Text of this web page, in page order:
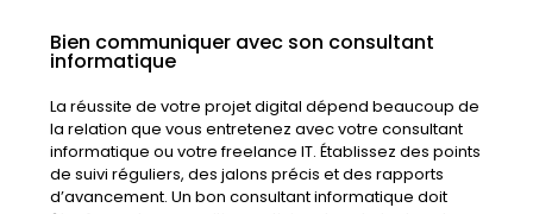
Bien communiquer avec son consultant
informatique
La réussite de votre projet digital dépend beaucoup de
la relation que vous entretenez avec votre consultant
informatique ou votre freelance IT. Établissez des points
de suivi réguliers, des jalons précis et des rapports
d’avancement. Un bon consultant informatique doit